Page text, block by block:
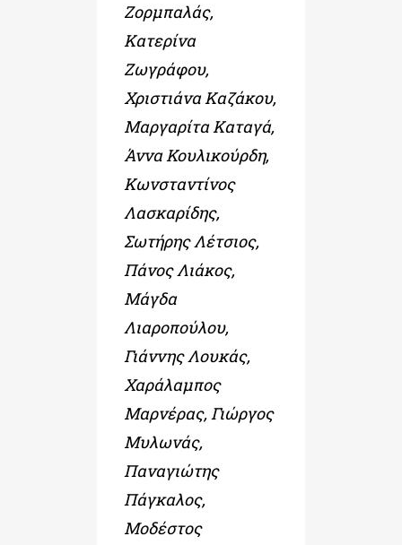
Ζορμπαλάς,
Κατερίνα
Ζωγράφου,
Χριστιάνα Καζάκου,
Μαργαρίτα Καταγά,
Άννα Κουλικούρδη,
Κωνσταντίνος
Λασκαρίδης,
Σωτήρης Λέτσιος,
Πάνος Λιάκος,
Μάγδα
Λιαροπούλου,
Γιάννης Λουκάς,
Χαράλαμπος
Μαρνέρας, Γιώργος
Μυλωνάς,
Παναγιώτης
Πάγκαλος,
Μοδέστος